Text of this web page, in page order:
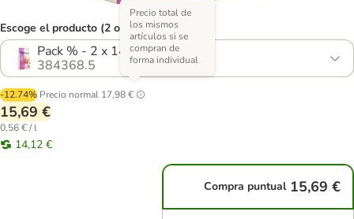
Escoge el producto (2 opciones)
Pack % - 2 x 14 l
384368.5
-12.74% Precio normal 17,98 €
Precio total de
los mismos
artículos si se
compran de
forma individual
15,69 €
0,56 € / l
14,12 €
Compra puntual 15,69 €